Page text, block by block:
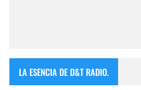
LA ESENCIA DE D&T RADIO.